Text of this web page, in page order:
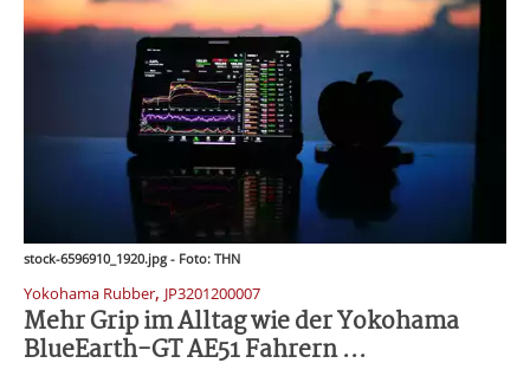
stock-6596910_1920.jpg - Foto: THN
Yokohama Rubber, JP3201200007
Mehr Grip im Alltag wie der Yokohama
BlueEarth-GT AE51 Fahrern ...